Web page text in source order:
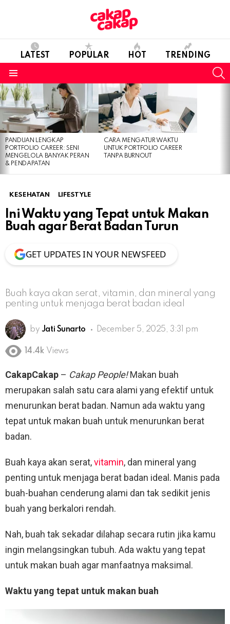
LATEST POPULAR HOT TRENDING
LATEST
STORIES
PANDUAN LENGKAP
PORTFOLIO CAREER: SENI
MENGELOLA BANYAK PERAN
& PENDAPATAN
CARA MENGATUR WAKTU
UNTUK PORTFOLIO CAREER
TANPA BURNOUT
KESEHATAN LIFESTYLE
Ini Waktu yang Tepat untuk Makan
Buah agar Berat Badan Turun
GET UPDATES IN YOUR NEWSFEED
Buah kaya akan serat, vitamin, dan mineral yang
penting untuk menjaga berat badan ideal
by Jati Sunarto December 5, 2025, 3:31 pm
14.4k Views
CakapCakap – Cakap People!Makan buah
merupakan salah satu cara alami yang efektif untuk
menurunkan berat badan. Namun ada waktu yang
tepat untuk makan buah untuk menurunkan berat
badan.
Buah kaya akan serat,vitamin, dan mineral yang
penting untuk menjaga berat badan ideal. Manis pada
buah-buahan cenderung alami dan tak sedikit jenis
buah yang berkalori rendah.
Nah, buah tak sekadar dilahap secara rutin jika kamu
ingin melangsingkan tubuh. Ada waktu yang tepat
untuk makan buah agar manfaatnya maksimal.
Waktu yang tepat untuk makan buah